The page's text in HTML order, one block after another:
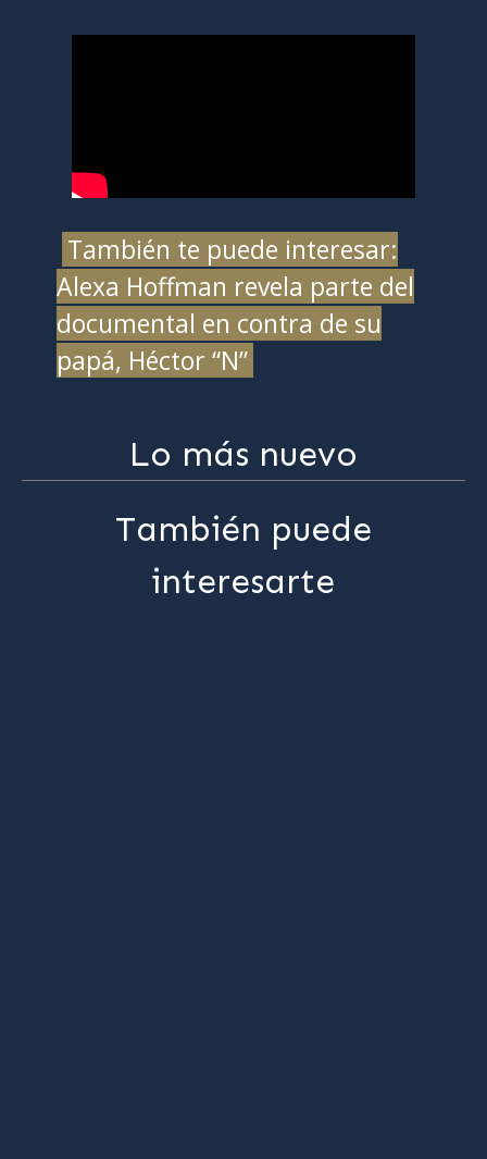
También te puede interesar:
Alexa Hoffman revela parte del
documental en contra de su
papá, Héctor “N”
Lo más nuevo
También puede
interesarte